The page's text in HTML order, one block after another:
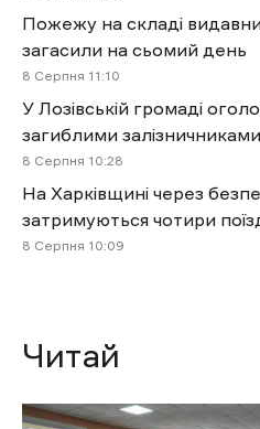
Пожежу на складі
загасили на сьомий день
8 Cерпня 11:10
У Лозівській громаді
загиблими залізничниками
8 Cерпня 10:28
На Харківщині через
затримуються чотири
8 Cерпня 10:09
Читай